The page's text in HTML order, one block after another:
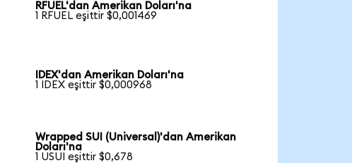
RFUEL'dan Amerikan Doları'na
1 RFUEL eşittir $0,001469
IDEX'dan Amerikan Doları'na
1 IDEX eşittir $0,000968
Wrapped SUI (Universal)'dan Amerikan
Doları'na
1 USUI eşittir $0,678